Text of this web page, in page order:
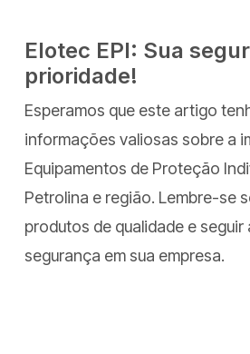
Elotec EPI: Sua
prioridade!
Esperamos que este artigo
informações valiosas sobre a
Equipamentos de Proteção
Petrolina e região. Lembre-se
produtos de qualidade e seguir
segurança em sua empresa.